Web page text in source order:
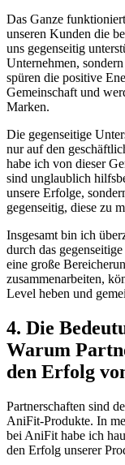
Das Ganze
unseren Kunden die
uns gegenseitig
Unternehmen,
spüren ⁢die positive​
Gemeinschaft und
Marken.
Die gegenseitige
nur auf den‍
habe ich von dieser
sind unglaublich⁣
unsere Erfolge,‌
gegenseitig, diese zu
Insgesamt bin ich
durch ‍das
eine große
‍zusammenarbeiten,
Level ⁢heben und
4.‍ Die
⁢Warum
den Erfolg
Partnerschaften sind
AniFit-Produkte. In
bei AniFit​ habe⁣ ich
⁣den Erfolg unserer